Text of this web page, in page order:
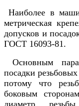
Наиболее в
метрическая
допусков и
ГОСТ 16093-81.
Основным
посадки
потому что
боковым